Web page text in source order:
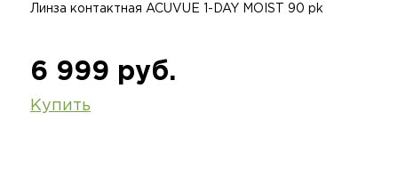
Линза контактная ACUVUE 1-DAY MOIST 90 pk
6 999 руб.
Купить